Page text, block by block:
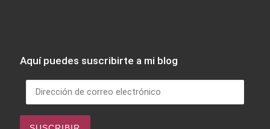
Aquí puedes suscribirte a mi blog
Dirección de correo electrónico